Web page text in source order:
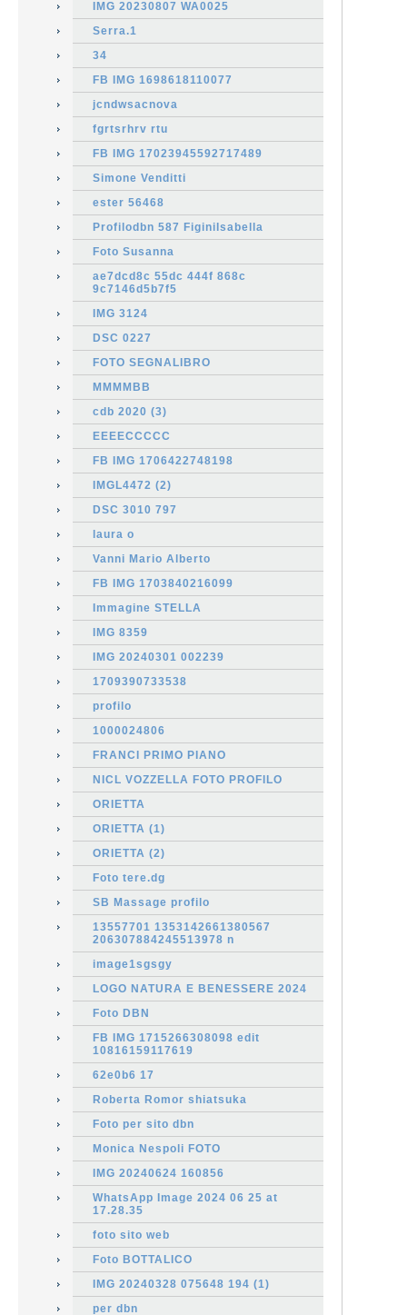
IMG 20230807 WA0025
Serra.1
34
FB IMG 1698618110077
jcndwsacnova
fgrtsrhrv rtu
FB IMG 17023945592717489
Simone Venditti
ester 56468
Profilodbn 587 FiginiIsabella
Foto Susanna
ae7dcd8c 55dc 444f 868c
9c7146d5b7f5
IMG 3124
DSC 0227
FOTO SEGNALIBRO
MMMMBB
cdb 2020 (3)
EEEECCCCC
FB IMG 1706422748198
IMGL4472 (2)
DSC 3010 797
laura o
Vanni Mario Alberto
FB IMG 1703840216099
Immagine STELLA
IMG 8359
IMG 20240301 002239
1709390733538
profilo
1000024806
FRANCI PRIMO PIANO
NICL VOZZELLA FOTO PROFILO
ORIETTA
ORIETTA (1)
ORIETTA (2)
Foto tere.dg
SB Massage profilo
13557701 1353142661380567
206307884245513978 n
image1sgsgy
LOGO NATURA E BENESSERE 2024
Foto DBN
FB IMG 1715266308098 edit
10816159117619
62e0b6 17
Roberta Romor shiatsuka
Foto per sito dbn
Monica Nespoli FOTO
IMG 20240624 160856
WhatsApp Image 2024 06 25 at
17.28.35
foto sito web
Foto BOTTALICO
IMG 20240328 075648 194 (1)
per dbn